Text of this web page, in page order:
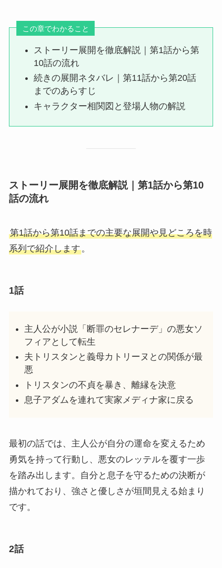
この章でわかること
ストーリー展開を徹底解説｜第1話から第
10話の流れ
続きの展開ネタバレ｜第11話から第20話
までのあらすじ
キャラクター相関図と登場人物の解説
ストーリー展開を徹底解説｜第1話から第10
話の流れ
第1話から第10話までの主要な展開や見どころを時
系列で紹介します。
1話
主人公が小説「断罪のセレナーデ」の悪女ソ
フィアとして転生
夫トリスタンと義母カトリーヌとの関係が最
悪
トリスタンの不貞を暴き、離縁を決意
息子アダムを連れて実家メディナ家に戻る
最初の話では、主人公が自分の運命を変えるため
勇気を持って行動し、悪女のレッテルを覆す一歩
を踏み出します。自分と息子を守るための決断が
描かれており、強さと優しさが垣間見える始まり
です。
2話